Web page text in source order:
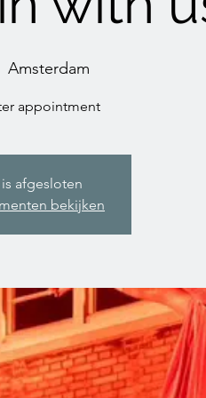
Amsterdam
appointment
afgesloten
bekijken